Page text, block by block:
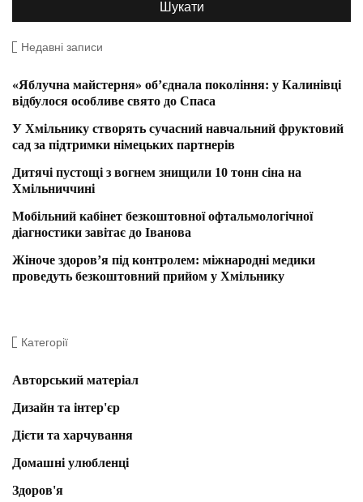
Недавні записи
«Яблучна майстерня» об’єднала покоління: у Калинівці
відбулося особливе свято до Спаса
У Хмільнику створять сучасний навчальний фруктовий
сад за підтримки німецьких партнерів
Дитячі пустощі з вогнем знищили 10 тонн сіна на
Хмільниччині
Мобільний кабінет безкоштовної офтальмологічної
діагностики завітає до Іванова
Жіноче здоров’я під контролем: міжнародні медики
проведуть безкоштовний прийом у Хмільнику
Категорії
Авторський матеріал
Дизайн та інтер'єр
Дієти та харчування
Домашні улюбленці
Здоров'я